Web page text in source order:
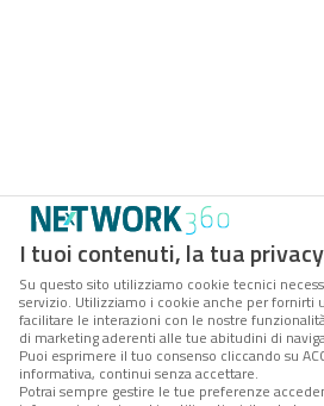
I tuoi contenuti, la tua
Su questo sito utilizziamo cookie tecnici
servizio. Utilizziamo i cookie anche per fornirti
facilitare le interazioni con le nostre
di marketing aderenti alle tue abitudini di
Puoi esprimere il tuo consenso cliccando su
informativa, continui senza accettare.
Potrai sempre gestire le tue preferenze